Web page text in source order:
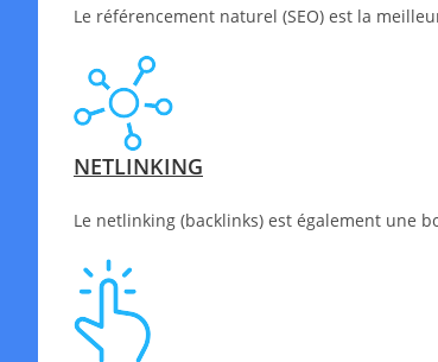
Le référencement naturel (SEO) est la
NETLINKING
Le netlinking (backlinks) est également une